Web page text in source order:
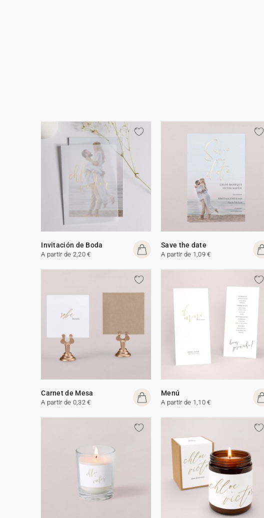
Invitación de Boda
A partir de 2,20 €
Save the date
A partir de 1,09 €
Carnet de Mesa
A partir de 0,32 €
Menú
A partir de 1,10 €